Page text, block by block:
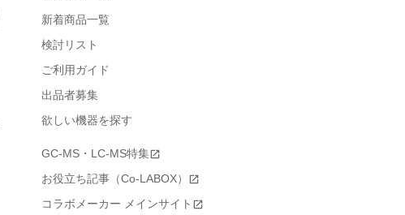
新着商品一覧
検討リスト
ご利用ガイド
出品者募集
欲しい機器を探す
GC-MS・LC-MS特集
お役立ち記事（Co-LABOX）
コラボメーカー メインサイト